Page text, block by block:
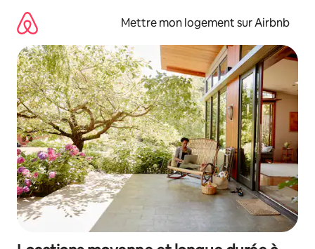
directement
contenu
Mettre mon logement sur Airbnb